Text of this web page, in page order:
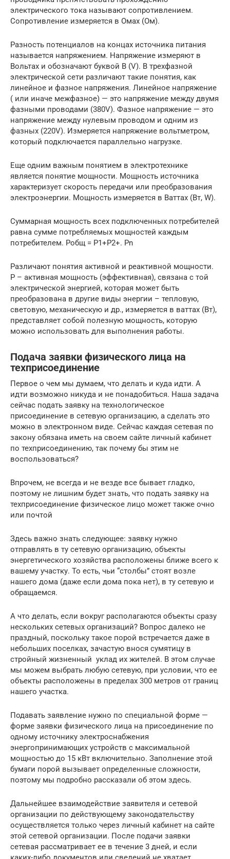
электрического тока называют сопротивлением.
Сопротивление измеряется в Омах (Ом).
Разность потенциалов на концах источника питания
называется напряжением. Напряжение измеряют в
Вольтах и обозначают буквой В (V). В трехфазной
электрической сети различают такие понятия, как
линейное и фазное напряжения. Линейное напряжение
( или иначе межфазное) — это напряжение между двумя
фазными проводами (380V). Фазное напряжение — это
напряжение между нулевым проводом и одним из
фазных (220V). Измеряется напряжение вольтметром,
который подключается параллельно нагрузке.
Еще одним важным понятием в электротехнике
является понятие мощности. Мощность источника
характеризует скорость передачи или преобразования
электроэнергии. Мощность измеряется в Ваттах (Вт, W).
Суммарная мощность всех подключенных потребителей
равна сумме потребляемых мощностей каждым
потребителем. Робщ = Р1+Р2+. Рn
Различают понятия активной и реактивной мощности.
P – активная мощность (эффективная), связана с той
электрической энергией, которая может быть
преобразована в другие виды энергии – тепловую,
световую, механическую и др., измеряется в ваттах (Вт),
представляет собой полезную мощность, которую
можно использовать для выполнения работы.
Подача заявки физического лица на
техприсоединение
Первое о чем мы думаем, что делать и куда идти. А
идти возможно никуда и не понадобиться. Наша задача
сейчас подать заявку на технологическое
присоединение в сетевую организацию, а сделать это
можно в электронном виде. Сейчас каждая сетевая по
закону обязана иметь на своем сайте личный кабинет
по техприсоединению, так почему бы этим не
воспользоваться?
Впрочем, не всегда и не везде все бывает гладко,
поэтому не лишним будет знать, что подать заявку на
техприсоединение физическое лицо может также очно
или почтой
Здесь важно знать следующее: заявку нужно
отправлять в ту сетевую организацию, объекты
энергетического хозяйства расположены ближе всего к
вашему участку. То есть, чьи “столбы” стоят возле
нашего дома (даже если дома пока нет), в ту сетевую и
обращаемся.
А что делать, если вокруг располагаются объекты сразу
нескольких сетевых организаций? Вопрос далеко не
праздный, поскольку такое порой встречается даже в
небольших поселках, зачастую внося сумятицу в
стройный жизненный уклад их жителей. В этом случае
мы можем выбрать любую сетевую, при условии, что ее
объекты расположены в пределах 300 метров от границ
нашего участка.
Подавать заявление нужно по специальной форме —
форме заявки физического лица на присоединение по
одному источнику электроснабжения
энергопринимающих устройств с максимальной
мощностью до 15 кВт включительно. Заполнение этой
бумаги порой вызывает определенные сложности,
поэтому мы подробно рассказали об этом здесь.
Дальнейшее взаимодействие заявителя и сетевой
организации по действующему законодательству
осуществляется только через личный кабинет на сайте
этой сетевой организации. После подачи заявки
сетевая рассматривает ее в течение 3 дней, и если